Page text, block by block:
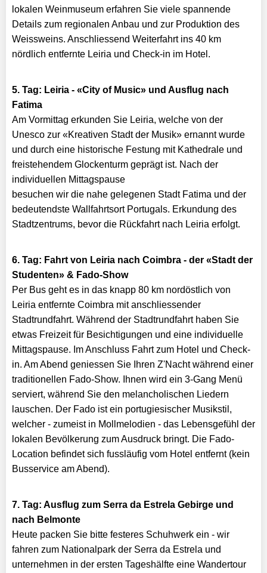
lokalen Weinmuseum erfahren Sie viele spannende
Details zum regionalen Anbau und zur Produktion des
Weissweins. Anschliessend Weiterfahrt ins 40 km
nördlich entfernte Leiria und Check-in im Hotel.
5. Tag: Leiria - «City of Music» und Ausflug nach
Fatima
Am Vormittag erkunden Sie Leiria, welche von der
Unesco zur «Kreativen Stadt der Musik» ernannt wurde
und durch eine historische Festung mit Kathedrale und
freistehendem Glockenturm geprägt ist. Nach der
individuellen Mittagspause
besuchen wir die nahe gelegenen Stadt Fatima und der
bedeutendste Wallfahrtsort Portugals. Erkundung des
Stadtzentrums, bevor die Rückfahrt nach Leiria erfolgt.​
6. Tag: Fahrt von Leiria nach Coimbra - der «Stadt der
Studenten» & Fado-Show
Per Bus geht es in das knapp 80 km nordöstlich von
Leiria entfernte Coimbra mit anschliessender
Stadtrundfahrt. Während der Stadtrundfahrt haben Sie
etwas Freizeit für Besichtigungen und eine individuelle
Mittagspause. Im Anschluss Fahrt zum Hotel und Check-
in. Am Abend geniessen Sie Ihren Z'Nacht während einer
traditionellen Fado-Show. Ihnen wird ein 3-Gang Menü
serviert, während Sie den melancholischen Liedern
lauschen. Der Fado ist ein portugiesischer Musikstil,
welcher - zumeist in Mollmelodien - das Lebensgefühl der
lokalen Bevölkerung zum Ausdruck bringt. Die Fado-
Location befindet sich fussläufig vom Hotel entfernt (kein
Busservice am Abend).
7. Tag: Ausflug zum Serra da Estrela Gebirge und
nach Belmonte
Heute packen Sie bitte festeres Schuhwerk ein - wir
fahren zum Nationalpark der Serra da Estrela und
unternehmen in der ersten Tageshälfte eine Wandertour